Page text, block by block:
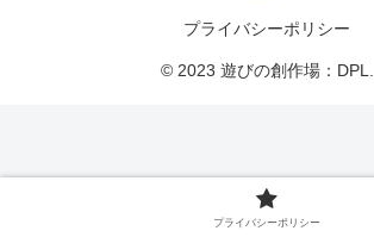
プライバシーポリシー
© 2023 遊びの創作場：DPL.
プライバシーポリシー